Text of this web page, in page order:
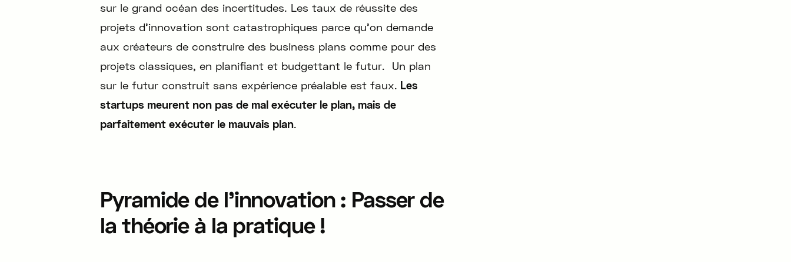
sur le grand océan des incertitudes. Les taux de réussite des
projets d’innovation sont catastrophiques parce qu’on demande
aux créateurs de construire des business plans comme pour des
projets classiques, en planifiant et budgettant le futur. Un plan
sur le futur construit sans expérience préalable est faux. Les
startups meurent non pas de mal exécuter le plan, mais de
parfaitement exécuter le mauvais plan.
Pyramide de l’innovation : Passer de
la théorie à la pratique !